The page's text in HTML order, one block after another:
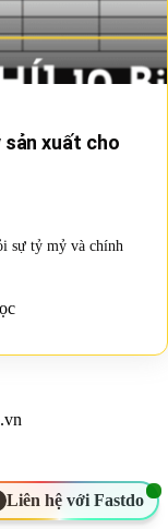
sản xuất cho
sự tỷ mỷ và chính
Liên hệ với Fastdo